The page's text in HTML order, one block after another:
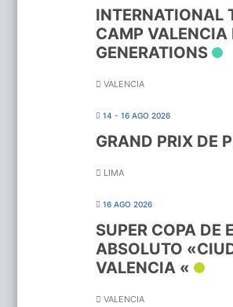
INTERNATIONAL
CAMP VALENCIA
GENERATIONS
VALENCIA
14 - 16 AGO 2026
GRAND PRIX DE
LIMA
16 AGO 2026
SUPER COPA DE
ABSOLUTO
VALENCIA «
VALENCIA